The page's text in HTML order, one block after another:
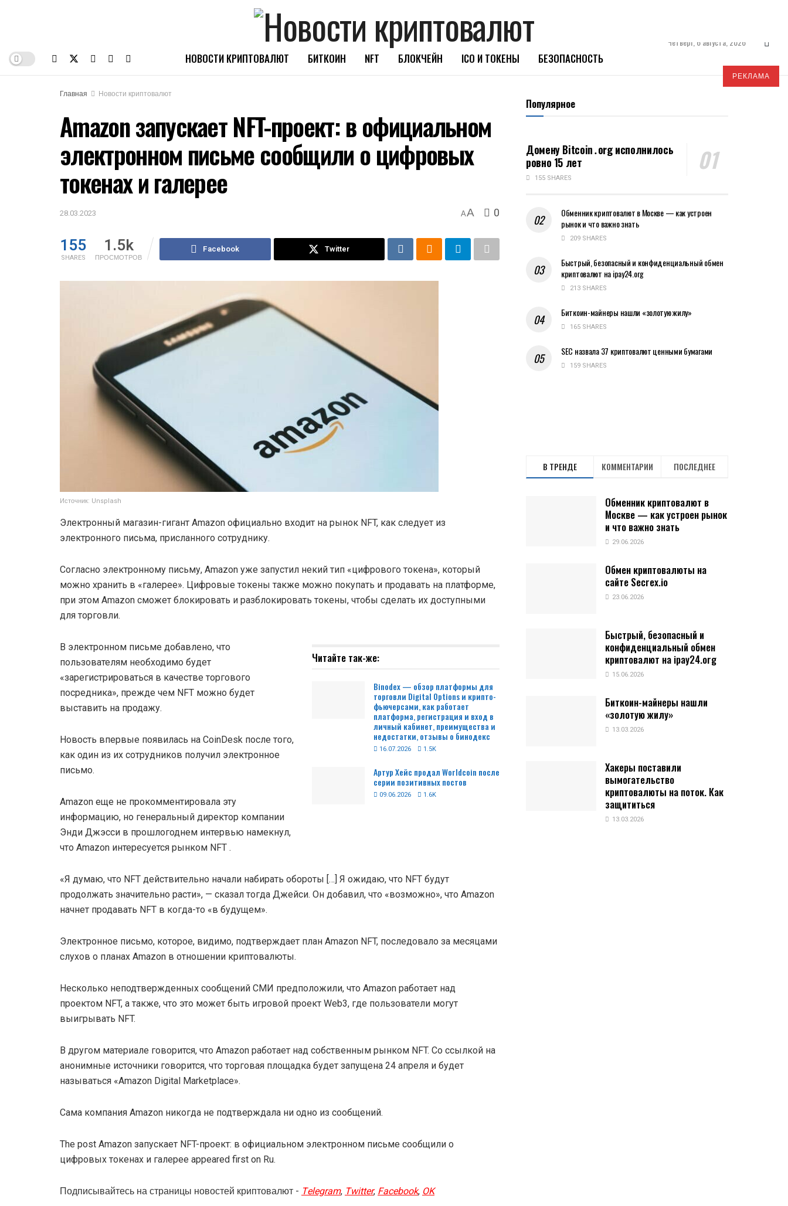
НОВОСТИ КРИПТОВАЛЮТ БИТКОИН NFT БЛОКЧЕЙН ICO И ТОКЕНЫ БЕЗОПАСНОСТЬ
Четверг, 6 августа, 2026
РЕКЛАМА
Главная
Новости криптовалют
Amazon запускает NFT-проект: в официальном
электронном письме сообщили о цифровых
токенах и галерее
28.03.2023 AA 0
155
SHARES
1.5k
ПРОСМОТРОВ
Facebook Twitter
Источник: Unsplash
Электронный магазин-гигант Amazon официально входит на рынок NFT, как следует из
электронного письма, присланного сотруднику.
Согласно электронному письму, Amazon уже запустил некий тип «цифрового токена», который
можно хранить в «галерее». Цифровые токены также можно покупать и продавать на платформе,
при этом Amazon сможет блокировать и разблокировать токены, чтобы сделать их доступными
для торговли.
Читайте так-же:
Binodex — обзор платформы для
торговли Digital Options и крипто-
фьючерсами, как работает
платформа, регистрация и вход в
личный кабинет, преимущества и
недостатки, отзывы о бинодекс
16.07.2026 1.5K
Артур Хейс продал Worldcoin после
серии позитивных постов
09.06.2026 1.6K
В электронном письме добавлено, что
пользователям необходимо будет
«зарегистрироваться в качестве торгового
посредника», прежде чем NFT можно будет
выставить на продажу.
Новость впервые появилась на CoinDesk после того,
как один из их сотрудников получил электронное
письмо.
Amazon еще не прокомментировала эту
информацию, но генеральный директор компании
Энди Джэсси в прошлогоднем интервью намекнул,
что Amazon интересуется рынком NFT .
«Я думаю, что NFT действительно начали набирать обороты […] Я ожидаю, что NFT будут
продолжать значительно расти», — сказал тогда Джейси. Он добавил, что «возможно», что Amazon
начнет продавать NFT в когда-то «в будущем».
Электронное письмо, которое, видимо, подтверждает план Amazon NFT, последовало за месяцами
слухов о планах Amazon в отношении криптовалюты.
Несколько неподтвержденных сообщений СМИ предположили, что Amazon работает над
проектом NFT, а также, что это может быть игровой проект Web3, где пользователи могут
выигрывать NFT.
В другом материале говорится, что Amazon работает над собственным рынком NFT. Со ссылкой на
анонимные источники говорится, что торговая площадка будет запущена 24 апреля и будет
называться «Amazon Digital Marketplace».
Сама компания Amazon никогда не подтверждала ни одно из сообщений.
The post Amazon запускает NFT-проект: в официальном электронном письме сообщили о
цифровых токенах и галерее appeared first on Ru.
Подписывайтесь на страницы новостей криптовалют - Telegram, Twitter, Facebook, OK
Популярное
Домену Bitcoin․org исполнилось
ровно 15 лет
155 SHARES
Обменник криптовалют в Москве — как устроен
рынок и что важно знать
209 SHARES
Быстрый, безопасный и конфиденциальный обмен
криптовалют на ipay24.org
213 SHARES
Биткоин-майнеры нашли «золотую жилу»
165 SHARES
SEC назвала 37 криптовалют ценными бумагами
159 SHARES
В ТРЕНДЕ КОММЕНТАРИИ ПОСЛЕДНЕЕ
Обменник криптовалют в
Москве — как устроен рынок
и что важно знать
29.06.2026
Обмен криптовалюты на
сайте Secrex.io
23.06.2026
Быстрый, безопасный и
конфиденциальный обмен
криптовалют на ipay24.org
15.06.2026
Биткоин-майнеры нашли
«золотую жилу»
13.03.2026
Хакеры поставили
вымогательство
криптовалюты на поток. Как
защититься
13.03.2026